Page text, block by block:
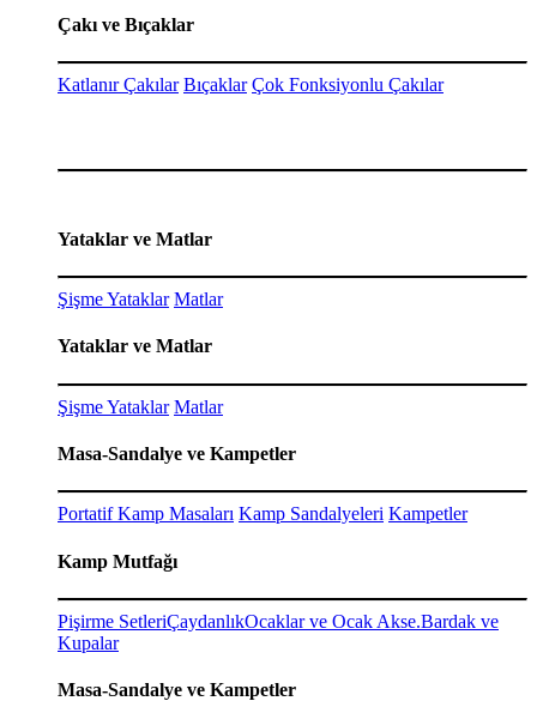
Çakı ve Bıçaklar
Katlanır Çakılar Bıçaklar Çok Fonksiyonlu Çakılar
Yataklar ve Matlar
Şişme Yataklar Matlar
Yataklar ve Matlar
Şişme Yataklar Matlar
Masa-Sandalye ve Kampetler
Portatif Kamp Masaları Kamp Sandalyeleri Kampetler
Kamp Mutfağı
Pişirme SetleriÇaydanlıkOcaklar ve Ocak Akse.Bardak ve
Kupalar
Masa-Sandalye ve Kampetler